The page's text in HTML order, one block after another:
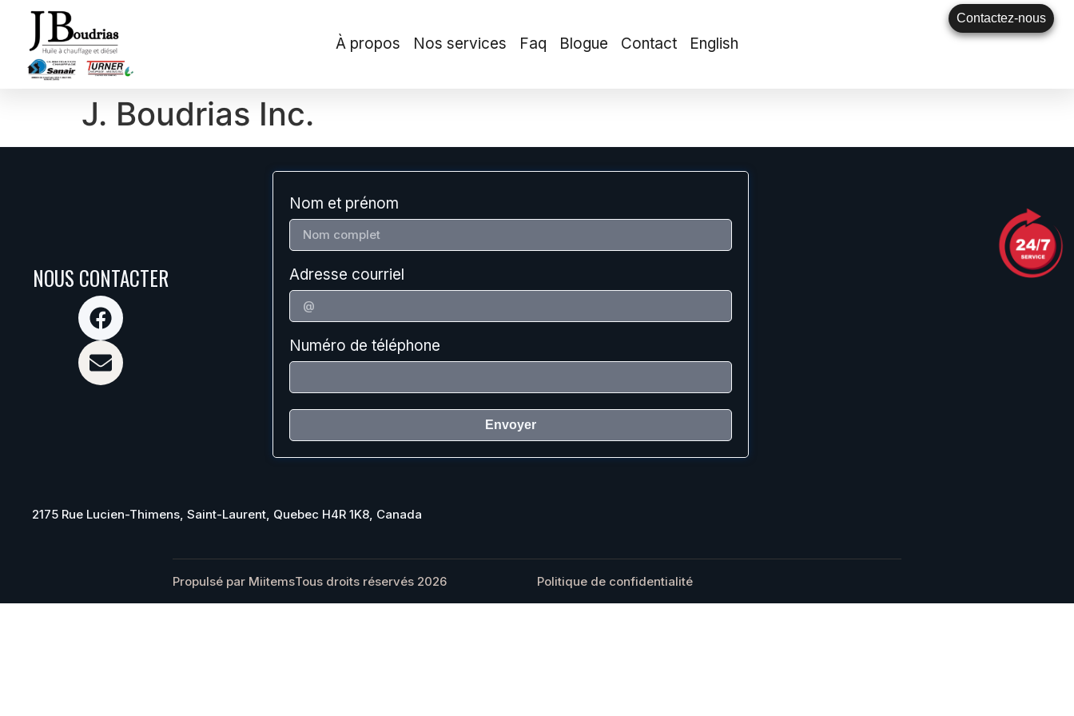
À propos Nos services Faq Blogue Contact English
Contactez-nous
J. Boudrias Inc.
NOUS CONTACTER
Nom et prénom
Adresse courriel
Numéro de téléphone
Envoyer
2175 Rue Lucien-Thimens, Saint-Laurent, Quebec H4R 1K8, Canada
Propulsé par MiitemsTous droits réservés 2026 Politique de confidentialité